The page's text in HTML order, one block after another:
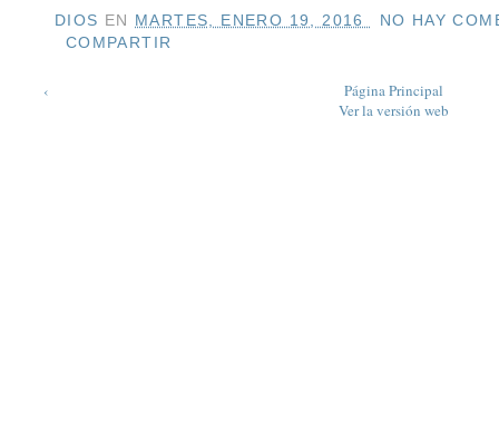
DIOS EN MARTES, ENERO 19, 2016
NO HAY
COMPARTIR
‹
Página Principal
Ver la versión web